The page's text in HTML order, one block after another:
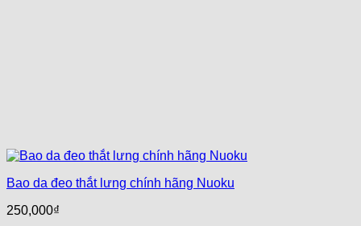
Bao da đeo thắt lưng chính hãng Nuoku
250,000₫